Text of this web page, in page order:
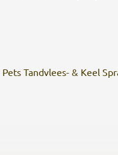
Tandvlees- & Keel